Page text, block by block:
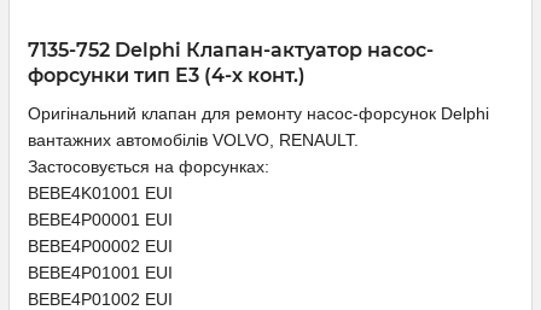
7135-752 Delphi Клапан-актуатор насос-
форсунки тип E3 (4-х конт.)
Оригінальний клапан для ремонту насос-форсунок Delphi
вантажних автомобілів VOLVO, RENAULT.
Застосовується на форсунках:
BEBE4K01001 EUI
BEBE4P00001 EUI
BEBE4P00002 EUI
BEBE4P01001 EUI
BEBE4P01002 EUI